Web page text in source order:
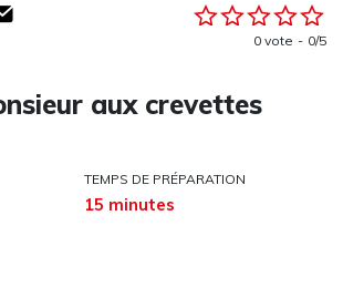
0 vote 0/5
aux crevettes
TEMPS DE PRÉPARATION
15 minutes